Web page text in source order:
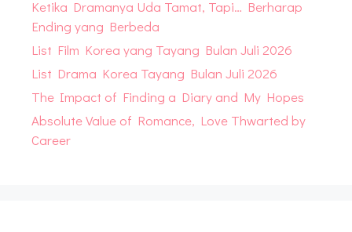
Ketika Dramanya Uda Tamat, Tapi… Berharap
Ending yang Berbeda
List Film Korea yang Tayang Bulan Juli 2026
List Drama Korea Tayang Bulan Juli 2026
The Impact of Finding a Diary and My Hopes
Absolute Value of Romance, Love Thwarted by
Career